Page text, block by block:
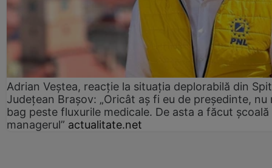
Adrian Veștea, reacție la situația deplorabilă din
Județean Brașov: „Oricât aș fi eu de președinte, nu
bag peste fluxurile medicale. De asta a făcut școală
managerul” actualitate.net